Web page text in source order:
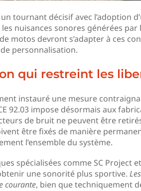
tournant décisif avec l’adoption
nuisances sonores générées
motos devront s’adapter à ces
personnalisation.
qui restreint les
instauré une mesure
92.03 impose désormais aux
de bruit ne peuvent être
être fixés de manière
l’ensemble du système.
spécialisées comme SC Project
une sonorité plus sportive.
courante, bien que techniquement